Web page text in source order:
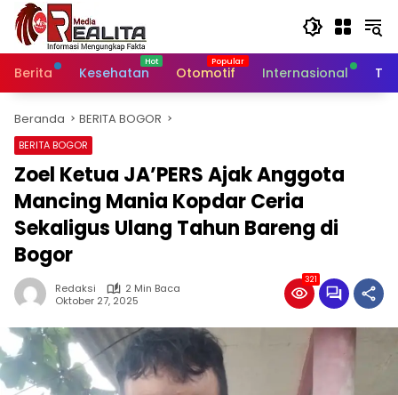
Langsung
konten
Berita
Kesehatan Otomotif Internasional
Beranda BERITA BOGOR
BERITA BOGOR
Zoel Ketua JA’PERS Ajak Anggota
Mancing Mania Kopdar Ceria
Sekaligus Ulang Tahun Bareng di
Bogor
Redaksi
2 Min Baca
Oktober 27, 2025
321